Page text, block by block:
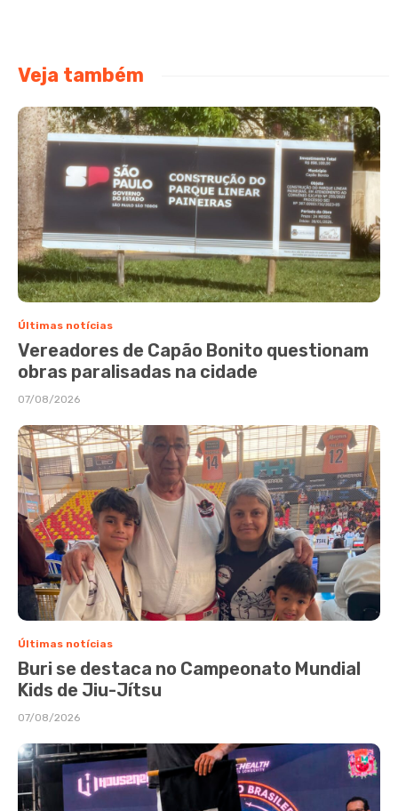
Veja também
Últimas notícias
Vereadores de Capão Bonito questionam
obras paralisadas na cidade
07/08/2026
Últimas notícias
Buri se destaca no Campeonato Mundial
Kids de Jiu-Jítsu
07/08/2026